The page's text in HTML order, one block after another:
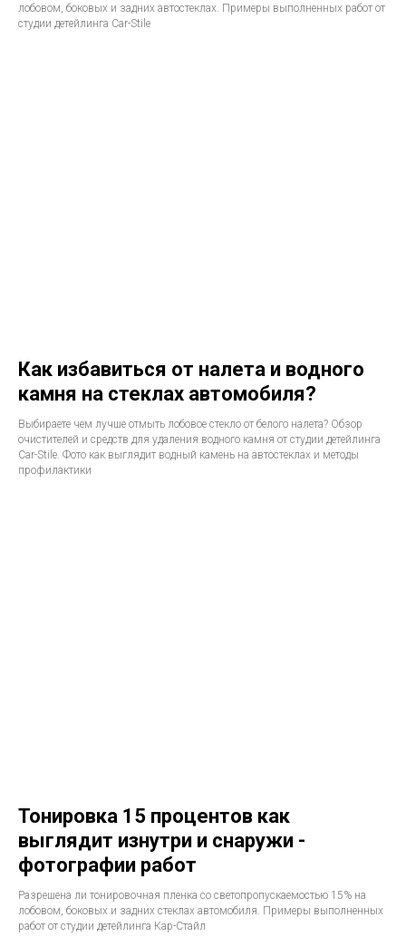
лобовом, боковых и задних автостеклах. Примеры выполненных работ от
студии детейлинга Car-Stile
Как избавиться от налета и водного
камня на стеклах автомобиля?
Выбираете чем лучше отмыть лобовое стекло от белого налета? Обзор
очистителей и средств для удаления водного камня от студии детейлинга
Car-Stile. Фото как выглядит водный камень на автостеклах и методы
профилактики
Тонировка 15 процентов как
выглядит изнутри и снаружи -
фотографии работ
Разрешена ли тонировочная пленка со светопропускаемостью 15% на
лобовом, боковых и задних стеклах автомобиля. Примеры выполненных
работ от студии детейлинга Кар-Стайл